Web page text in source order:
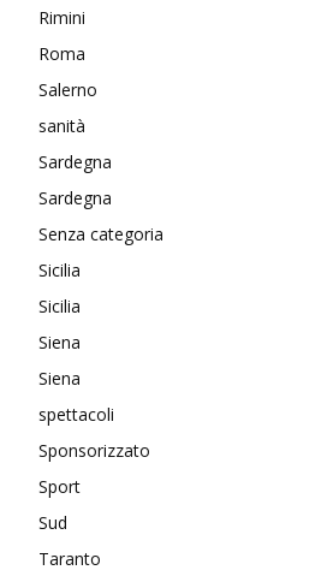
Rimini
Roma
Salerno
sanità
Sardegna
Sardegna
Senza categoria
Sicilia
Sicilia
Siena
Siena
spettacoli
Sponsorizzato
Sport
Sud
Taranto